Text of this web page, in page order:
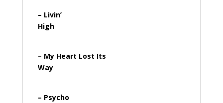
– Livin’
High
– My Heart Lost Its
Way
– Psycho